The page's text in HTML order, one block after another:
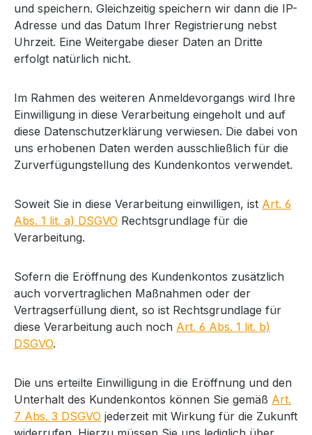
und speichern. Gleichzeitig speichern wir dann die IP-
Adresse und das Datum Ihrer Registrierung nebst
Uhrzeit. Eine Weitergabe dieser Daten an Dritte
erfolgt natürlich nicht.
Im Rahmen des weiteren Anmeldevorgangs wird Ihre
Einwilligung in diese Verarbeitung eingeholt und auf
diese Datenschutzerklärung verwiesen. Die dabei von
uns erhobenen Daten werden ausschließlich für die
Zurverfügungstellung des Kundenkontos verwendet.
Soweit Sie in diese Verarbeitung einwilligen, ist Art. 6
Abs. 1 lit. a) DSGVO Rechtsgrundlage für die
Verarbeitung.
Sofern die Eröffnung des Kundenkontos zusätzlich
auch vorvertraglichen Maßnahmen oder der
Vertragserfüllung dient, so ist Rechtsgrundlage für
diese Verarbeitung auch noch Art. 6 Abs. 1 lit. b)
DSGVO.
Die uns erteilte Einwilligung in die Eröffnung und den
Unterhalt des Kundenkontos können Sie gemäß Art.
7 Abs. 3 DSGVO jederzeit mit Wirkung für die Zukunft